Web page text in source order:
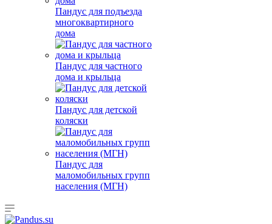
Пандус для подъезда
многоквартирного
дома
Пандус для частного
дома и крыльца
Пандус для детской
коляски
Пандус для
маломобильных групп
населения (МГН)